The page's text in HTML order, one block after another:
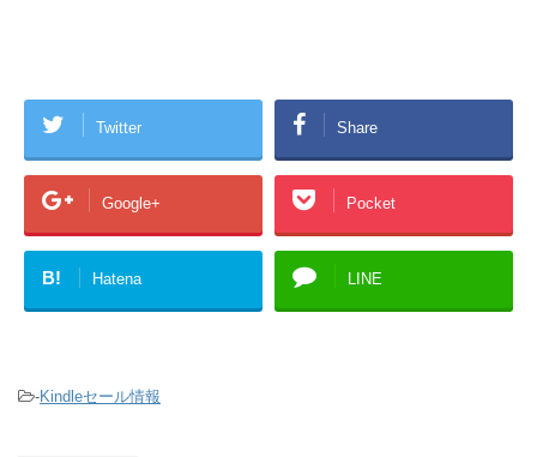
Twitter Share
Google+ Pocket
B! Hatena LINE
-Kindleセール情報